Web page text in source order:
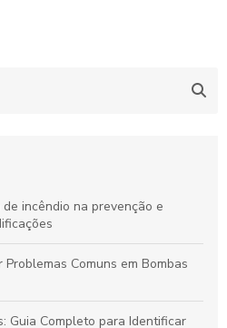
incêndio na prevenção e
Comuns em Bombas
Guia Completo para Identificar